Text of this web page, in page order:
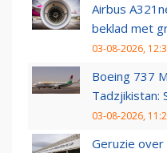
Airbus
beklad met
03-08-2026,
Boeing 737
Tadzjikistan:
03-08-2026,
Geruzie over